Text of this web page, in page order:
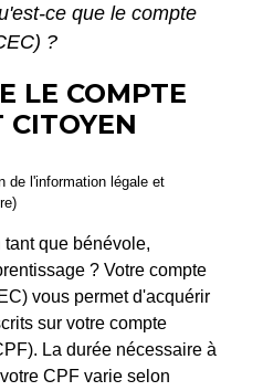
ce que le compte
?
LE COMPTE
CITOYEN
de l'information légale et
que bénévole,
? Votre compte
vous permet d'acquérir
sur votre compte
La durée nécessaire à
CPF varie selon